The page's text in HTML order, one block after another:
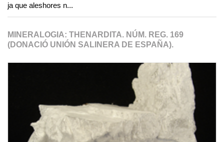
ja que aleshores n...
MINERALOGIA: THENARDITA. NÚM. REG. 169
(DONACIÓ UNIÓN SALINERA DE ESPAÑA).